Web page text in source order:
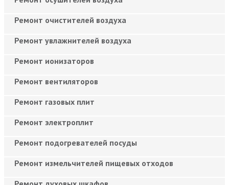
Ремонт очистителей воздуха
Ремонт увлажнителей воздуха
Ремонт ионизаторов
Ремонт вентиляторов
Ремонт газовых плит
Ремонт электроплит
Ремонт подогревателей посуды
Ремонт измельчителей пищевых отходов